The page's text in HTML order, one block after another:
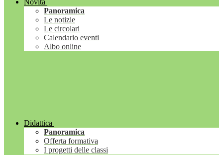
Novità
Panoramica
Le notizie
Le circolari
Calendario eventi
Albo online
Didattica
Panoramica
Offerta formativa
I progetti delle classi